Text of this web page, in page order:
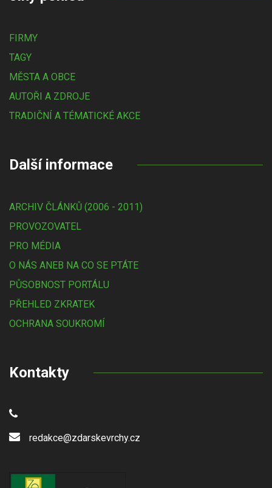
FIRMY
TAGY
MĚSTA A OBCE
AUTOŘI A ZDROJE
TRADIČNÍ A TÉMATICKÉ AKCE
Další informace
ARCHIV ČLÁNKŮ (2006 - 2011)
PROVOZOVATEL
PRO MÉDIA
O NÁS ANEB NA CO SE PTÁTE
PŮSOBNOST PORTÁLU
PŘEHLED ZKRATEK
OCHRANA SOUKROMÍ
Kontakty
redakce@zdarskevrchy.cz